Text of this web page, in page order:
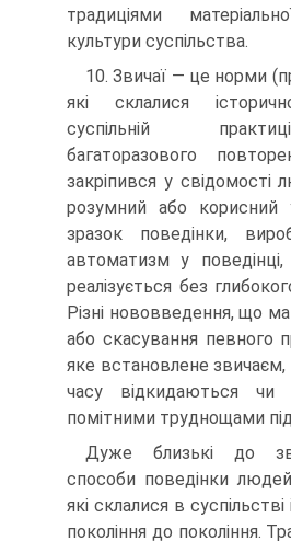
традиціями
культури суспільства.
10. Звичаї — це норми
які склалися
суспільній
багаторазового
закріпився у свідомості
розумний або
зразок поведінки,
автоматизм у
реалізується без
Різні нововведення, що
або скасування певного
яке встановлене
часу відкидаються чи
помітними труднощами під
Дуже близькі до
способи поведінки
які склалися в
покоління до покоління.